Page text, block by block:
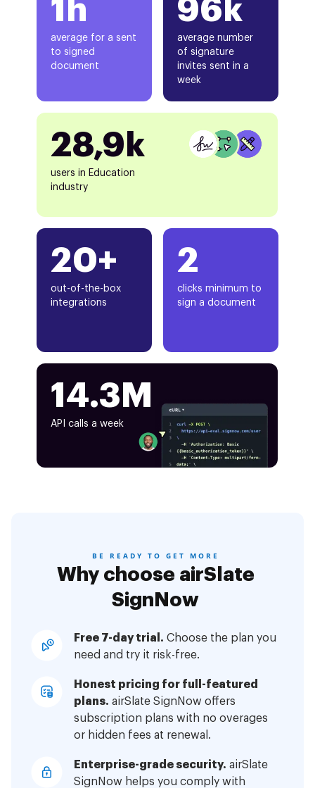
1h
average for a sent
to signed
document
20+
out-of-the-box
integrations
96k
average number
of signature
invites sent in a
week
28,9k
users in Education
industry
2
clicks minimum to
sign a document
14.3M
API calls a week
BE READY TO GET MORE
Why choose airSlate
SignNow
Free 7-day trial. Choose the plan you
need and try it risk-free.
Honest pricing for full-featured
plans. airSlate SignNow offers
subscription plans with no overages
or hidden fees at renewal.
Enterprise-grade security. airSlate
SignNow helps you comply with